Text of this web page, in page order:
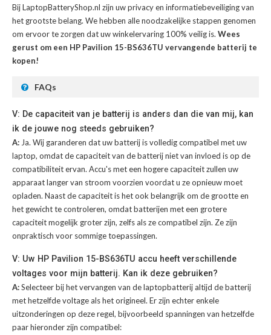
Bij LaptopBatteryShop.nl zijn uw privacy en informatiebeveiliging van
het grootste belang. We hebben alle noodzakelijke stappen genomen
om ervoor te zorgen dat uw winkelervaring 100% veilig is. Wees
gerust om een HP Pavilion 15-BS636TU vervangende batterij te
kopen!
FAQs
V: De capaciteit van je batterij is anders dan die van mij, kan
ik de jouwe nog steeds gebruiken?
A: Ja. Wij garanderen dat uw batterij is volledig compatibel met uw
laptop, omdat de capaciteit van de batterij niet van invloed is op de
compatibiliteit ervan. Accu's met een hogere capaciteit zullen uw
apparaat langer van stroom voorzien voordat u ze opnieuw moet
opladen. Naast de capaciteit is het ook belangrijk om de grootte en
het gewicht te controleren, omdat batterijen met een grotere
capaciteit mogelijk groter zijn, zelfs als ze compatibel zijn. Ze zijn
onpraktisch voor sommige toepassingen.
V: Uw HP Pavilion 15-BS636TU accu heeft verschillende
voltages voor mijn batterij. Kan ik deze gebruiken?
A:Selecteer bij het vervangen van de laptopbatterij altijd de batterij
met hetzelfde voltage als het origineel. Er zijn echter enkele
uitzonderingen op deze regel, bijvoorbeeld spanningen van hetzelfde
paar hieronder zijn compatibel: